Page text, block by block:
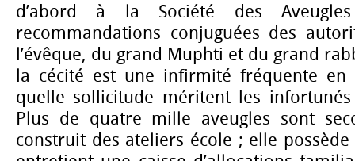
d’abord à la Société des
recommandations conjuguées des
l’évêque, du grand Muphti et du grand
la cécité est une infirmité fréquente
quelle sollicitude méritent les
Plus de quatre mille aveugles sont
construit des ateliers école ; elle